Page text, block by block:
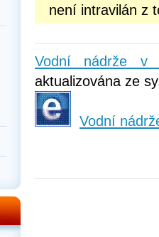
není intravilán z
Vodní nádrže v
aktualizována ze
Vodní